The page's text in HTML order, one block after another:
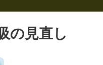
の見直し